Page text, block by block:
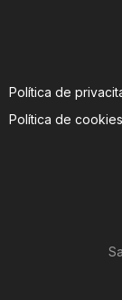
Política de
Política de cookies